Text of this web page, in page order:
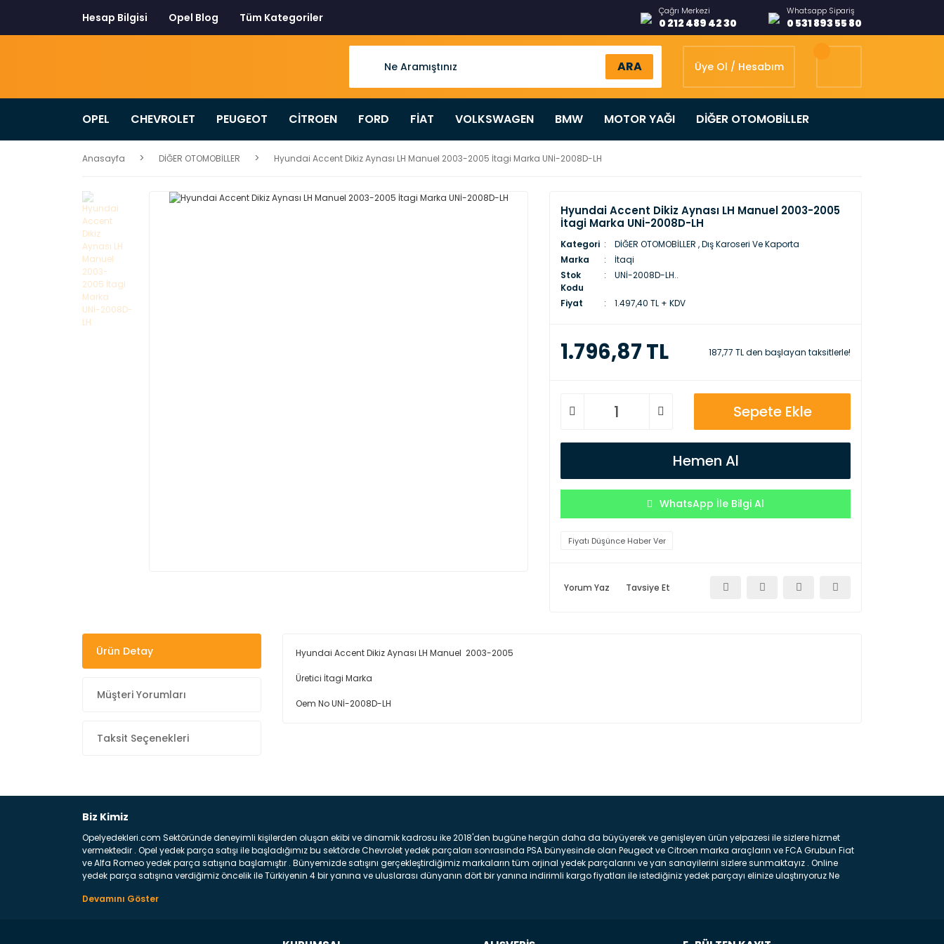
Hesap Bilgisi Opel Blog Tüm Kategoriler Çağrı Merkezi
0 212 489 42 30
Whatsapp Sipariş
0 531 893 55 80
ARA Üye Ol / Hesabım
OPEL CHEVROLET PEUGEOT CİTROEN FORD FİAT VOLKSWAGEN BMW MOTOR YAĞI DİĞER OTOMOBİLLER
Anasayfa DİĞER OTOMOBİLLER Hyundai Accent Dikiz Aynası LH Manuel 2003-2005 İtagi Marka UNİ-2008D-LH
Hyundai Accent Dikiz Aynası LH Manuel 2003-2005
İtagi Marka UNİ-2008D-LH
Kategori DİĞER OTOMOBİLLER ,Dış Karoseri Ve Kaporta
Marka
İtaqi
Stok
Kodu
UNİ-2008D-LH..
Fiyat 1.497,40 TL + KDV
1.796,87 TL 187,77 TL den başlayan taksitlerle!
Sepete Ekle
Hemen Al
WhatsApp İle Bilgi Al
Fiyatı Düşünce Haber Ver
Yorum Yaz Tavsiye Et
Ürün Detay
Müşteri Yorumları
Taksit Seçenekleri
Hyundai Accent Dikiz Aynası LH Manuel 2003-2005
Üretici İtagi Marka
Oem No UNİ-2008D-LH
Biz Kimiz
Opelyedekleri.com Sektöründe deneyimli kişilerden oluşan ekibi ve dinamik kadrosu ike 2018'den bugüne hergün daha da büyüyerek ve genişleyen ürün yelpazesi ile sizlere hizmet
vermektedir . Opel yedek parça satışı ile başladığımız bu sektörde Chevrolet yedek parçaları sonrasında PSA bünyesinde olan Peugeot ve Citroen marka araçların ve FCA Grubun Fiat
ve Alfa Romeo yedek parça satışına başlamıştır . Bünyemizde satışını gerçekleştirdiğimiz markaların tüm orjinal yedek parçalarını ve yan sanayilerini sizlere sunmaktayız . Online
yedek parça satışına verdiğimiz öncelik ile Türkiyenin 4 bir yanına ve uluslarası dünyanın dört bir yanına indirimli kargo fiyatları ile istediğiniz yedek parçayı elinize ulaştırıyoruz Ne
belirttiğimiz parçalar sizlere fikir sağlayacaktır. Ön Tampon : Aracınızın ön kısmında bulunan plastik darbe emici amacı ile yapılmış olan kaporta aksam parçasıdır. Çamurluk :
üretilmiş disk ile teması sayesinde durmayı sağlayan aksam parçadır . Fren Diski : Aracımızın ön ve arka tekerlerinde bulunan frenleme ana elemanıdır . Hangi Araçlara Yedek Parça